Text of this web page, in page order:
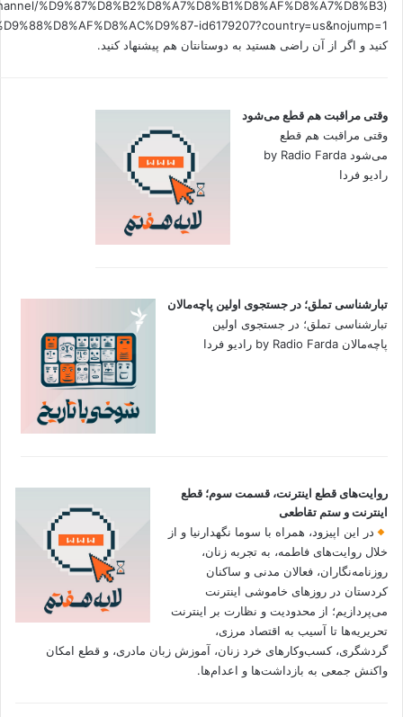
%D9%87%D8%B2%D8%A7%D8%B1%D8%AF%D8%A7%D8%B3
کنید و اگر از آن راضی هستید به دوستانتان هم پیشنهاد کنید.
وقتی مراقبت هم قطع می‌شود
وقتی مراقبت هم قطع
می‌شود by Radio Farda
رادیو فردا
تبارشناسی تملق؛ در جستجوی اولین‌ پاچه‌مالان
تبارشناسی تملق؛ در جستجوی اولین‌
پاچه‌مالان by Radio Farda رادیو فردا
روایت‌های قطع اینترنت، قسمت سوم؛ قطع
اینترنت و ستم تقاطعی
در این اپیزود، همراه با سوما نگهدارنیا و از
خلال روایت‌های فاطمه، به تجربه زنان،
روزنامه‌نگاران، فعالان مدنی و ساکنان
کردستان در روزهای خاموشی اینترنت
می‌پردازیم؛ از محدودیت و نظارت بر اینترنت
تحریریه‌ها تا آسیب به اقتصاد مرزی،
گردشگری، کسب‌وکارهای خرد زنان، آموزش زبان مادری، و قطع امکان
واکنش جمعی به بازداشت‌ها و اعدام‌ها.